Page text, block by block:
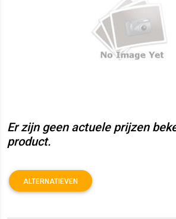
Er zijn geen actuele prijzen
product.
ALTERNATIEVEN